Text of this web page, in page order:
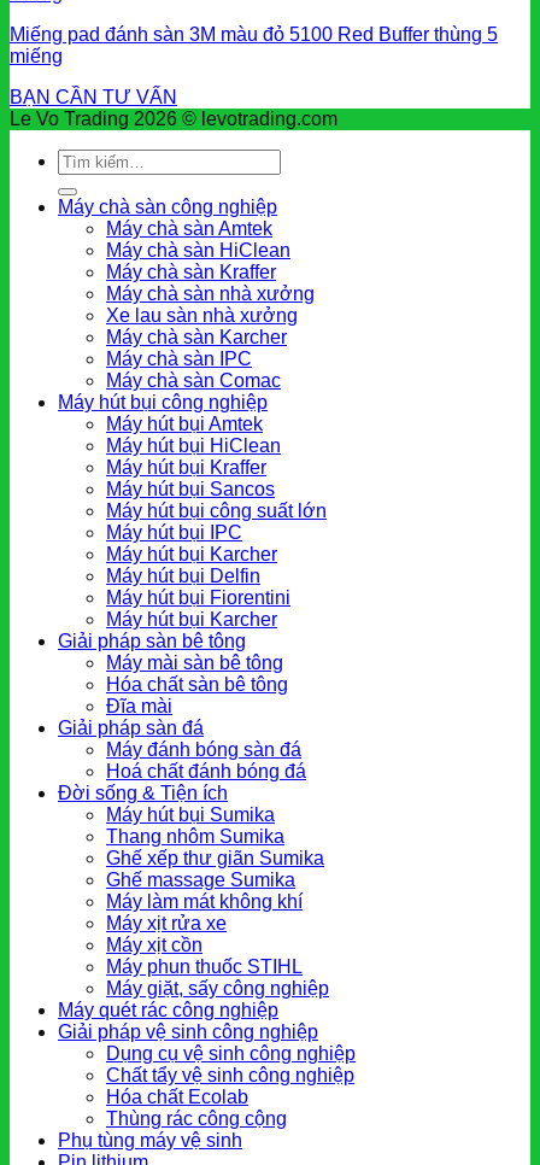
Miếng pad đánh sàn 3M màu đỏ 5100 Red Buffer thùng 5
miếng
BẠN CẦN TƯ VẤN
Le Vo Trading 2026 © levotrading.com
Tìm
kiếm:
Máy chà sàn công nghiệp
Máy chà sàn Amtek
Máy chà sàn HiClean
Máy chà sàn Kraffer
Máy chà sàn nhà xưởng
Xe lau sàn nhà xưởng
Máy chà sàn Karcher
Máy chà sàn IPC
Máy chà sàn Comac
Máy hút bụi công nghiệp
Máy hút bụi Amtek
Máy hút bụi HiClean
Máy hút bụi Kraffer
Máy hút bụi Sancos
Máy hút bụi công suất lớn
Máy hút bụi IPC
Máy hút bụi Karcher
Máy hút bụi Delfin
Máy hút bụi Fiorentini
Máy hút bụi Karcher
Giải pháp sàn bê tông
Máy mài sàn bê tông
Hóa chất sàn bê tông
Đĩa mài
Giải pháp sàn đá
Máy đánh bóng sàn đá
Hoá chất đánh bóng đá
Đời sống & Tiện ích
Máy hút bụi Sumika
Thang nhôm Sumika
Ghế xếp thư giãn Sumika
Ghế massage Sumika
Máy làm mát không khí
Máy xịt rửa xe
Máy xịt cồn
Máy phun thuốc STIHL
Máy giặt, sấy công nghiệp
Máy quét rác công nghiệp
Giải pháp vệ sinh công nghiệp
Dụng cụ vệ sinh công nghiệp
Chất tẩy vệ sinh công nghiệp
Hóa chất Ecolab
Thùng rác công cộng
Phụ tùng máy vệ sinh